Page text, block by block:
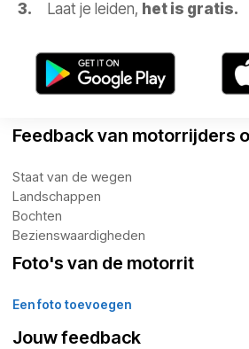
Laat je leiden, het is gratis.
Feedback van motorrijders
Staat van de wegen
Landschappen
Bochten
Bezienswaardigheden
Foto's van de motorrit
Een foto toevoegen
Jouw feedback